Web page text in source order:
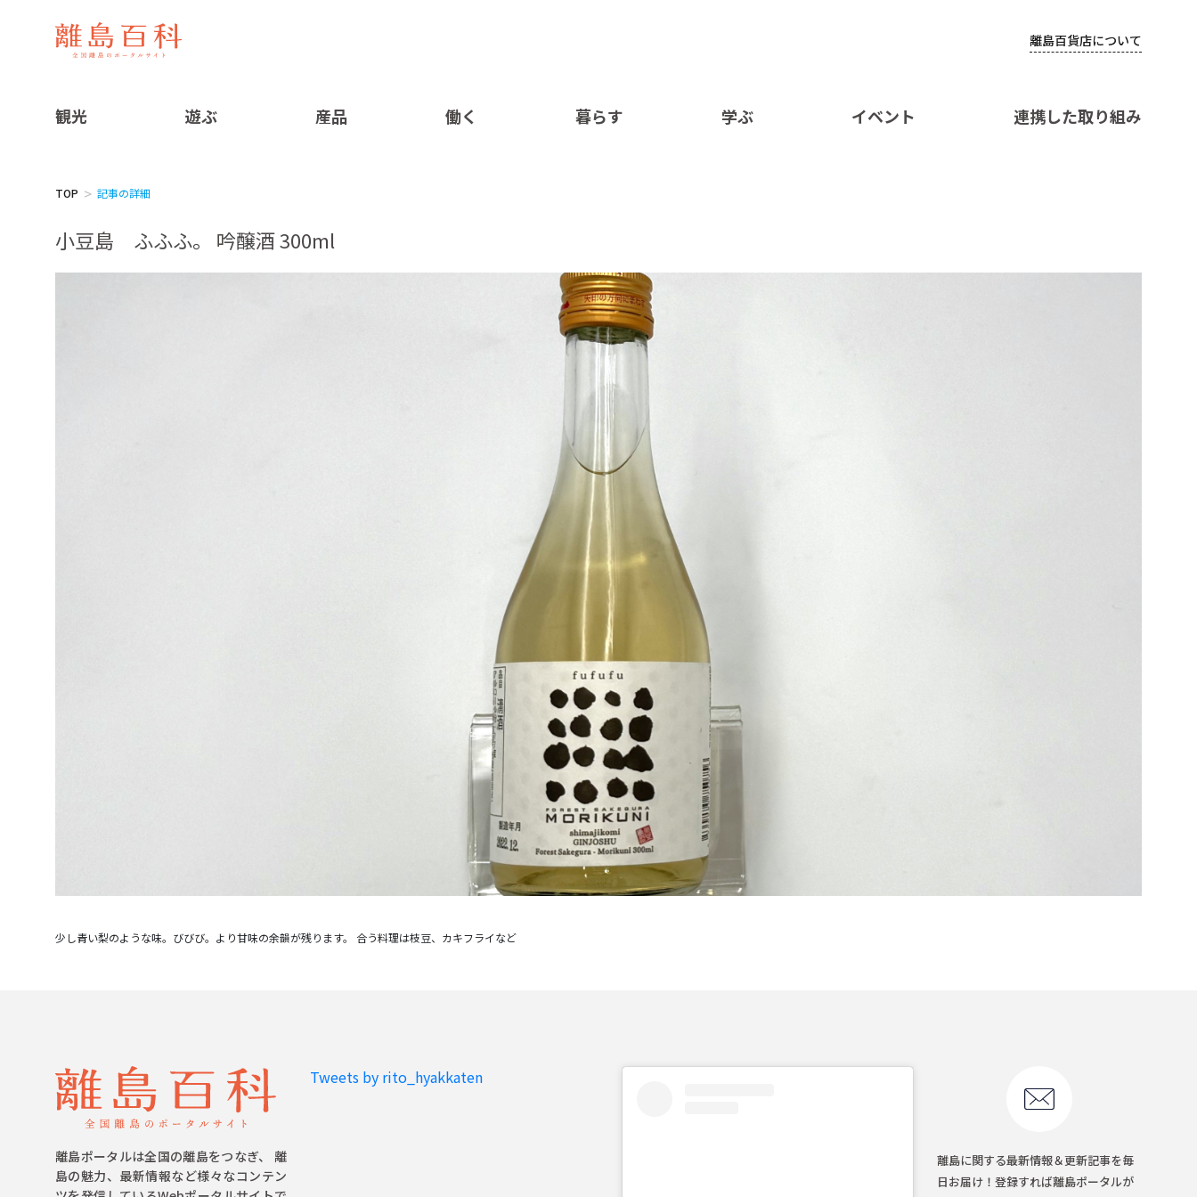
離島百貨店について
観光 遊ぶ 産品 働く 暮らす 学ぶ イベント 連携した取り組み
TOP 記事の詳細
小豆島 ふふふ。 吟醸酒 300ml
離島ポータルは全国の離島をつなぎ、 離
島の魅力、最新情報など様々なコンテン
Tweets by rito_hyakkaten
離島に関する最新情報＆更新記事を毎
日お届け！登録すれば離島ポータルが